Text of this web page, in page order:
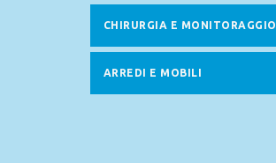
CHIRURGIA E MONITORAGGIO
ARREDI E MOBILI